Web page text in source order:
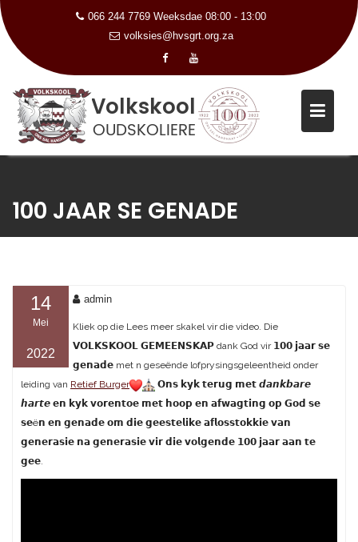
content
066 244 7769 Weeksdae 08:00 - 13:00
volksies@hvsgrt.org.za
100 JAAR SE GENADE
14
Mei
2022
admin
Kliek op die Lees meer skakel vir die video. Die
𝗩𝗢𝗟𝗞𝗦𝗞𝗢𝗢𝗟 𝗚𝗘𝗠𝗘𝗘𝗡𝗦𝗞𝗔𝗣 dank God vir 𝟭𝟬𝟬 𝗷𝗮𝗮𝗿 𝘀𝗲
𝗴𝗲𝗻𝗮𝗱𝗲 met n geseënde lofprysingsgeleentheid onder
leiding van Retief Burger
𝗢𝗻𝘀 𝗸𝘆𝗸 𝘁𝗲𝗿𝘂𝗴 𝗺𝗲𝘁 𝙙𝙖𝙣𝙠𝙗𝙖𝙧𝙚
𝙝𝙖𝙧𝙩𝙚 𝗲𝗻 𝗸𝘆𝗸 𝘃𝗼𝗿𝗲𝗻𝘁𝗼𝗲 𝗺𝗲𝘁 𝗵𝗼𝗼𝗽 𝗲𝗻 𝗮𝗳𝘄𝗮𝗴𝘁𝗶𝗻𝗴 𝗼𝗽 𝗚𝗼𝗱 𝘀𝗲
𝘀𝗲ë𝗻 𝗲𝗻 𝗴𝗲𝗻𝗮𝗱𝗲 𝗼𝗺 𝗱𝗶𝗲 𝗴𝗲𝗲𝘀𝘁𝗲𝗹𝗶𝗸𝗲 𝗮𝗳𝗹𝗼𝘀𝘀𝘁𝗼𝗸𝗸𝗶𝗲 𝘃𝗮𝗻
𝗴𝗲𝗻𝗲𝗿𝗮𝘀𝗶𝗲 𝗻𝗮 𝗴𝗲𝗻𝗲𝗿𝗮𝘀𝗶𝗲 𝘃𝗶𝗿 𝗱𝗶𝗲 𝘃𝗼𝗹𝗴𝗲𝗻𝗱𝗲 𝟭𝟬𝟬 𝗷𝗮𝗮𝗿 𝗮𝗮𝗻 𝘁𝗲
𝗴𝗲𝗲.